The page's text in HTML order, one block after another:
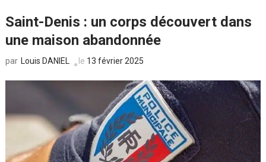
Saint-Denis : un corps découvert dans
une maison abandonnée
par Louis DANIEL le 13 février 2025